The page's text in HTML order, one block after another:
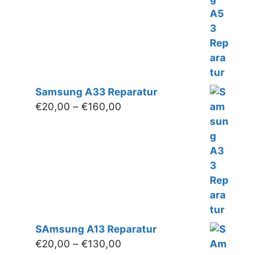
Samsung A33 Reparatur
€20,00 – €160,00
SAmsung A13 Reparatur
€20,00 – €130,00